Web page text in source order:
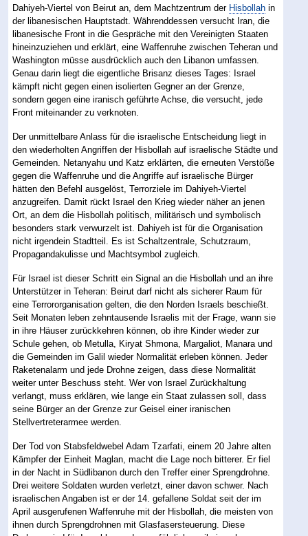
Dahiyeh-Viertel von Beirut an, dem Machtzentrum der Hisbollah in
der libanesischen Hauptstadt. Währenddessen versucht Iran, die
libanesische Front in die Gespräche mit den Vereinigten Staaten
hineinzuziehen und erklärt, eine Waffenruhe zwischen Teheran und
Washington müsse ausdrücklich auch den Libanon umfassen.
Genau darin liegt die eigentliche Brisanz dieses Tages: Israel
kämpft nicht gegen einen isolierten Gegner an der Grenze,
sondern gegen eine iranisch geführte Achse, die versucht, jede
Front miteinander zu verknoten.
Der unmittelbare Anlass für die israelische Entscheidung liegt in
den wiederholten Angriffen der Hisbollah auf israelische Städte und
Gemeinden. Netanyahu und Katz erklärten, die erneuten Verstöße
gegen die Waffenruhe und die Angriffe auf israelische Bürger
hätten den Befehl ausgelöst, Terrorziele im Dahiyeh-Viertel
anzugreifen. Damit rückt Israel den Krieg wieder näher an jenen
Ort, an dem die Hisbollah politisch, militärisch und symbolisch
besonders stark verwurzelt ist. Dahiyeh ist für die Organisation
nicht irgendein Stadtteil. Es ist Schaltzentrale, Schutzraum,
Propagandakulisse und Machtsymbol zugleich.
Für Israel ist dieser Schritt ein Signal an die Hisbollah und an ihre
Unterstützer in Teheran: Beirut darf nicht als sicherer Raum für
eine Terrororganisation gelten, die den Norden Israels beschießt.
Seit Monaten leben zehntausende Israelis mit der Frage, wann sie
in ihre Häuser zurückkehren können, ob ihre Kinder wieder zur
Schule gehen, ob Metulla, Kiryat Shmona, Margaliot, Manara und
die Gemeinden im Galil wieder Normalität erleben können. Jeder
Raketenalarm und jede Drohne zeigen, dass diese Normalität
weiter unter Beschuss steht. Wer von Israel Zurückhaltung
verlangt, muss erklären, wie lange ein Staat zulassen soll, dass
seine Bürger an der Grenze zur Geisel einer iranischen
Stellvertreterarmee werden.
Der Tod von Stabsfeldwebel Adam Tzarfati, einem 20 Jahre alten
Kämpfer der Einheit Maglan, macht die Lage noch bitterer. Er fiel
in der Nacht in Südlibanon durch den Treffer einer Sprengdrohne.
Drei weitere Soldaten wurden verletzt, einer davon schwer. Nach
israelischen Angaben ist er der 14. gefallene Soldat seit der im
April ausgerufenen Waffenruhe mit der Hisbollah, die meisten von
ihnen durch Sprengdrohnen mit Glasfasersteuerung. Diese